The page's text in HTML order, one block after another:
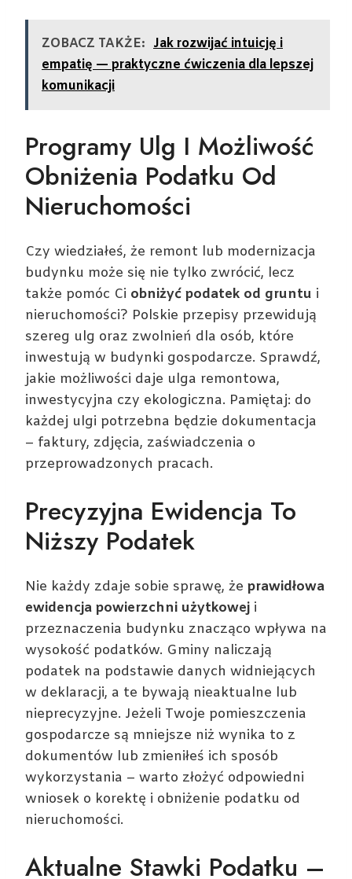
ZOBACZ TAKŻE: Jak rozwijać intuicję i
empatię — praktyczne ćwiczenia dla lepszej
komunikacji
Programy Ulg I Możliwość
Obniżenia Podatku Od
Nieruchomości
Czy wiedziałeś, że remont lub modernizacja
budynku może się nie tylko zwrócić, lecz
także pomóc Ci obniżyć podatek od gruntu i
nieruchomości? Polskie przepisy przewidują
szereg ulg oraz zwolnień dla osób, które
inwestują w budynki gospodarcze. Sprawdź,
jakie możliwości daje ulga remontowa,
inwestycyjna czy ekologiczna. Pamiętaj: do
każdej ulgi potrzebna będzie dokumentacja
– faktury, zdjęcia, zaświadczenia o
przeprowadzonych pracach.
Precyzyjna Ewidencja To
Niższy Podatek
Nie każdy zdaje sobie sprawę, że prawidłowa
ewidencja powierzchni użytkowej i
przeznaczenia budynku znacząco wpływa na
wysokość podatków. Gminy naliczają
podatek na podstawie danych widniejących
w deklaracji, a te bywają nieaktualne lub
nieprecyzyjne. Jeżeli Twoje pomieszczenia
gospodarcze są mniejsze niż wynika to z
dokumentów lub zmieniłeś ich sposób
wykorzystania – warto złożyć odpowiedni
wniosek o korektę i obniżenie podatku od
nieruchomości.
Aktualne Stawki Podatku –